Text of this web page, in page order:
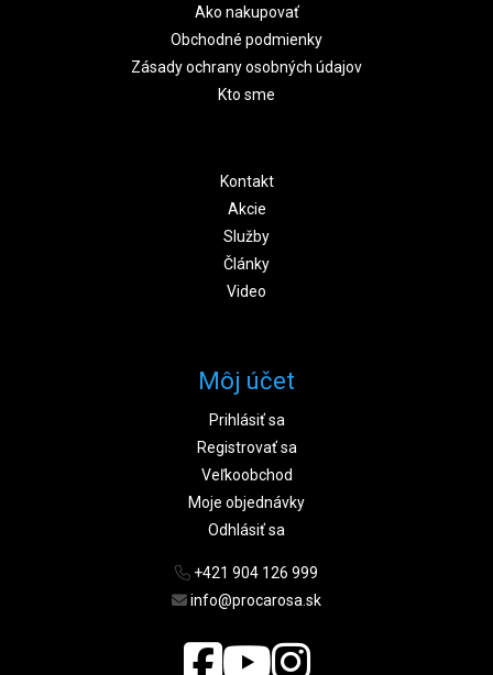
Ako nakupovať
Obchodné podmienky
Zásady ochrany osobných údajov
Kto sme
Kontakt
Akcie
Služby
Články
Video
Môj účet
Prihlásiť sa
Registrovať sa
Veľkoobchod
Moje objednávky
Odhlásiť sa
+421 904 126 999
info@procarosa.sk